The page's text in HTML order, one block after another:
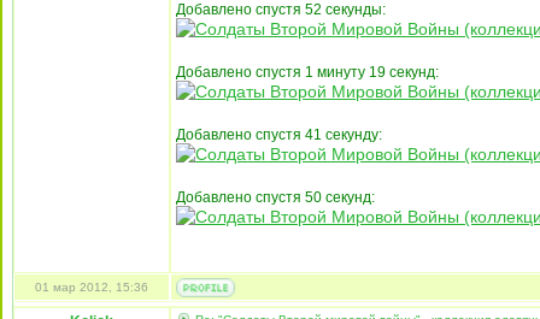
Добавлено спустя 52 секунды:
Добавлено спустя 1 минуту 19 секунд:
Добавлено спустя 41 секунду:
Добавлено спустя 50 секунд:
01 мар 2012, 15:36